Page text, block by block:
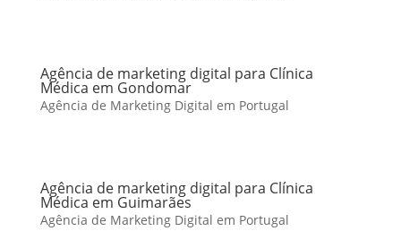
Agência de marketing digital para Clínica
Médica em Gondomar
Agência de Marketing Digital em Portugal
Agência de marketing digital para Clínica
Médica em Guimarães
Agência de Marketing Digital em Portugal